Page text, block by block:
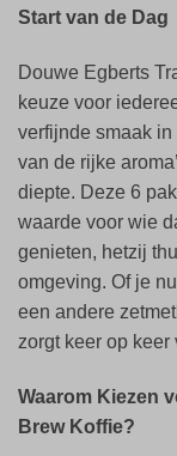
Start van de Dag
Douwe Egberts
keuze voor
verfijnde smaak
van de rijke
diepte. Deze 6
waarde voor wie
genieten, hetzij
omgeving. Of je
een andere
zorgt keer op
Waarom Kiezen
Brew Koffie?